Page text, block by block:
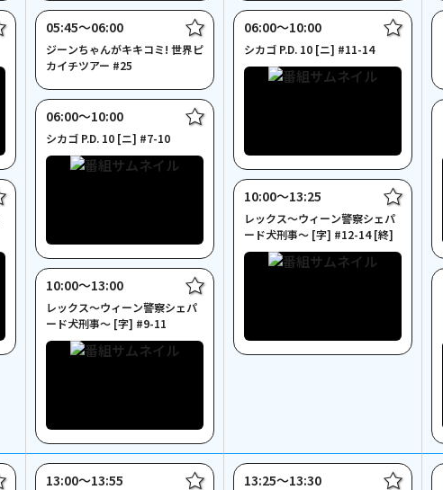
05:45〜06:00
ジーンちゃんがキキコミ! 世界ピ
カイチツアー #25
06:00〜10:00
シカゴ P.D. 10 [ニ] #7-10
10:00〜13:00
レックス～ウィーン警察シェパ
ード犬刑事～ [字] #9-11
06:00〜10:00
シカゴ P.D. 10 [ニ] #11-14
10:00〜13:25
レックス～ウィーン警察シェパ
ード犬刑事～ [字] #12-14 [終]
13:00〜13:55 13:25〜13:30